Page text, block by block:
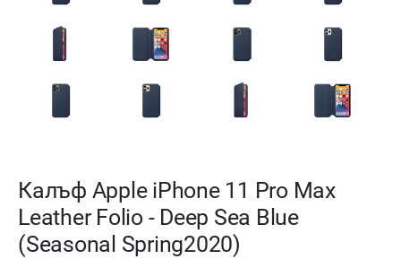
Калъф Apple iPhone 11 Pro Max
Leather Folio - Deep Sea Blue
(Seasonal Spring2020)